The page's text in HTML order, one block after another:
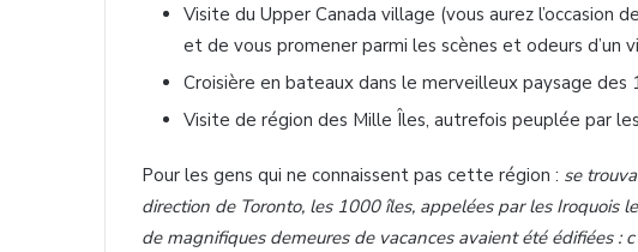
Visite du Upper Canada village (vous aurez l’occasion
et de vous promener parmi les scènes et odeurs d’un
Croisière en bateaux dans le merveilleux paysage des
Visite de région des Mille Îles, autrefois peuplée par
Pour les gens qui ne connaissent pas cette région : se
direction de Toronto, les 1000 îles, appelées par les Iroquois
de magnifiques demeures de vacances avaient été édifiées :